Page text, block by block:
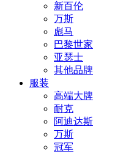
新百伦
万斯
彪马
巴黎世家
亚瑟士
其他品牌
服装
高端大牌
耐克
阿迪达斯
万斯
冠军